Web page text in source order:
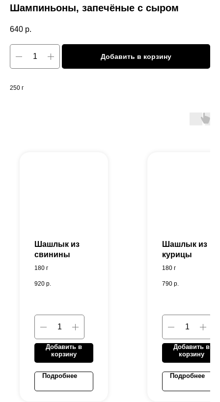
Шампиньоны, запечёные с сыром
640 р.
Добавить в корзину
250 г
Шашлык из
свинины
180 г
920 р.
Добавить в
корзину
Подробнее
Шашлык из
курицы
180 г
790 р.
Добавить в
корзину
Подробнее